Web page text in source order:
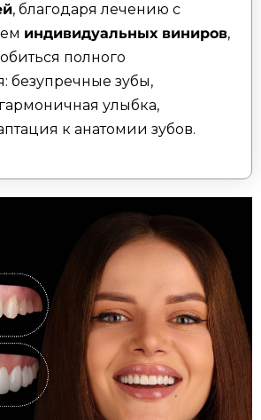
, благодаря лечению с
индивидуальных виниров,
полного
безупречные зубы,
улыбка,
к анатомии зубов.